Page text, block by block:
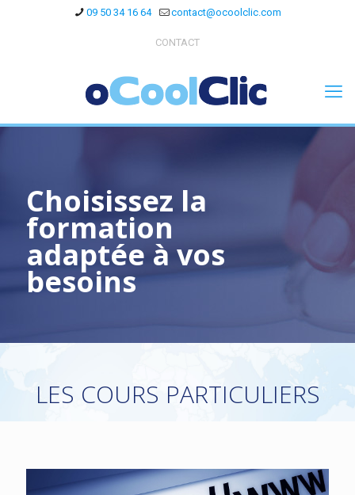
09 50 34 16 64 contact@ocoolclic.com
CONTACT
Choisissez la
formation
adaptée à vos
besoins
LES COURS PARTICULIERS